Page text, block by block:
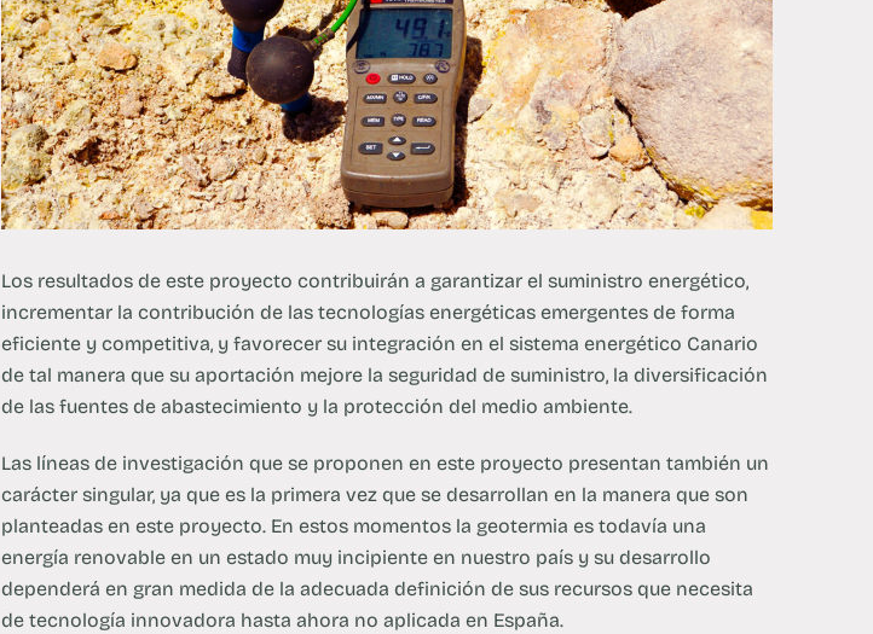
Los resultados de este proyecto contribuirán a garantizar el suministro energético,
incrementar la contribución de las tecnologías energéticas emergentes de forma
eficiente y competitiva, y favorecer su integración en el sistema energético Canario
de tal manera que su aportación mejore la seguridad de suministro, la diversificación
de las fuentes de abastecimiento y la protección del medio ambiente.
Las líneas de investigación que se proponen en este proyecto presentan también un
carácter singular, ya que es la primera vez que se desarrollan en la manera que son
planteadas en este proyecto. En estos momentos la geotermia es todavía una
energía renovable en un estado muy incipiente en nuestro país y su desarrollo
dependerá en gran medida de la adecuada definición de sus recursos que necesita
de tecnología innovadora hasta ahora no aplicada en España.